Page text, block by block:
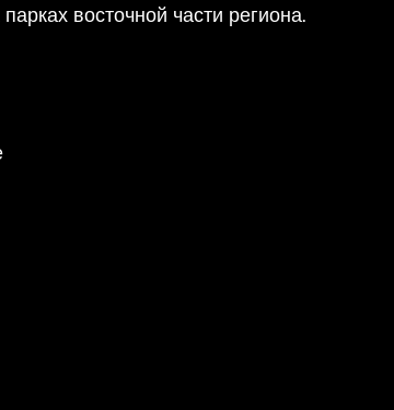
восточной части региона.